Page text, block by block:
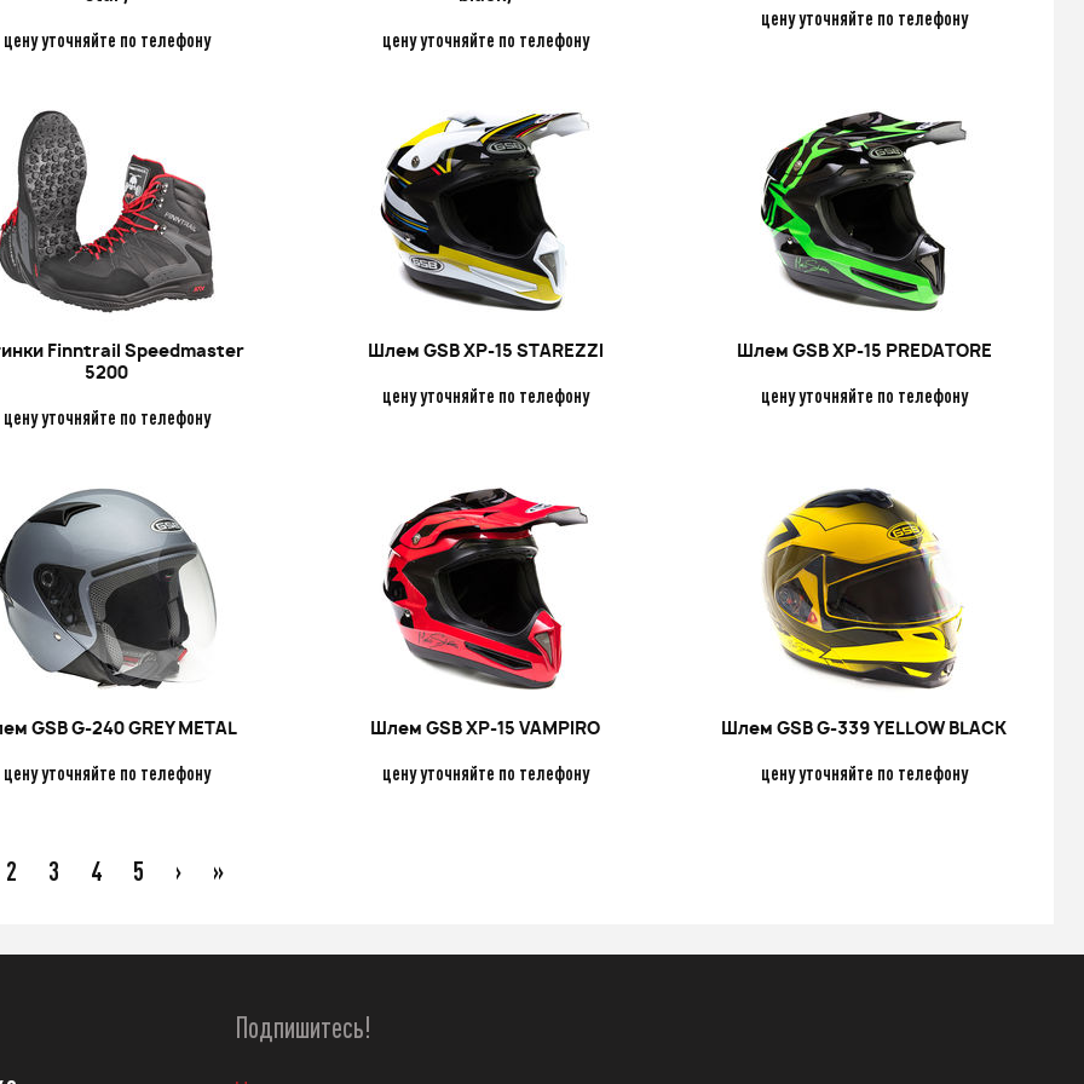
цену уточняйте по телефону цену уточняйте по телефону
цену уточняйте по телефону
Finntrail Speedmaster
5200
цену уточняйте по телефону
Шлем GSB XP-15 STAREZZI
цену уточняйте по телефону
Шлем GSB XP-15 PREDATORE
цену уточняйте по телефону
GSB G-240 GREY METAL
цену уточняйте по телефону
Шлем GSB XP-15 VAMPIRO
цену уточняйте по телефону
Шлем GSB G-339 YELLOW BLACK
цену уточняйте по телефону
2 3 4 5 › »
Подпишитесь!